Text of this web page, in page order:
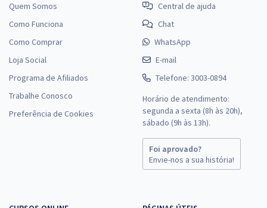
Quem Somos
Como Funciona
Como Comprar
Loja Social
Programa de Afiliados
Trabalhe Conosco
Preferência de Cookies
Central de ajuda
Chat
WhatsApp
E-mail
Telefone: 3003-0894
Horário de atendimento:
segunda a sexta (8h às 20h),
sábado (9h às 13h).
Foi aprovado?
Envie-nos a sua história!